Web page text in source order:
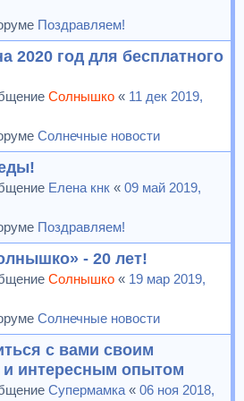
Поздравляем!
2020 год для бесплатного
Солнышко « 11 дек 2019,
Солнечные новости
Елена кнк « 09 май 2019,
Поздравляем!
- 20 лет!
Солнышко « 19 мар 2019,
Солнечные новости
с вами своим
интересным опытом
Супермамка « 06 ноя 2018,